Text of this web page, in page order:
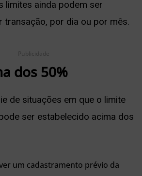
limites ainda podem ser
transação, por dia ou por mês.
Publicidade
dos 50%
de situações em que o limite
ser estabelecido acima dos
um cadastramento prévio da